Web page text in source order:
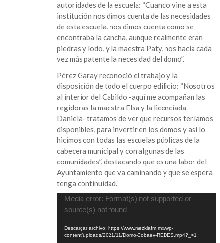
autoridades de la escuela: “Cuando vine a esta
institución nos dimos cuenta de las necesidades
de esta escuela, nos dimos cuenta como se
encontraba la cancha, aunque realmente eran
piedras y lodo, y la maestra Paty, nos hacía cada
vez más patente la necesidad del domo”.
Pérez Garay reconoció el trabajo y la
disposición de todo el cuerpo edilicio: “Nosotros
al interior del Cabildo -aquí me acompañan las
regidoras la maestra Elsa y la licenciada
Daniela- tratamos de ver que recursos teníamos
disponibles, para invertir en los domos y así lo
hicimos con todas las escuelas públicas de la
cabecera municipal y con algunas de las
comunidades”, destacando que es una labor del
Ayuntamiento que va caminando y que se espera
tenga continuidad.
Reproductor
de
Media error: Format(s) not supported or
source(s) not found
Descargar archivo: https://www.mezklafm.mx/wp-
content/uploads/2021/11/Domo-Cobaev-REDES.mp4?_=1